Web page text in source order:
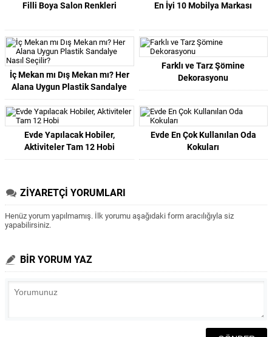
Filli Boya Salon Renkleri En İyi 10 Mobilya Markası
İç Mekan mı Dış Mekan mı? Her
Alana Uygun Plastik Sandalye
Nasıl Seçilir?
Farklı ve Tarz Şömine
Dekorasyonu
Evde Yapılacak Hobiler,
Aktiviteler Tam 12 Hobi
Evde En Çok Kullanılan Oda
Kokuları
ZİYARETÇİ YORUMLARI
Henüz yorum yapılmamış. İlk yorumu aşağıdaki form aracılığıyla siz
yapabilirsiniz.
BİR YORUM YAZ